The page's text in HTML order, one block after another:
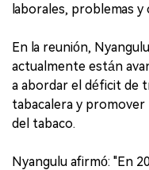
laborales, problemas y
En la reunión,
actualmente están
a abordar el déficit de
tabacalera y
del tabaco.
Nyangulu afirmó: "En